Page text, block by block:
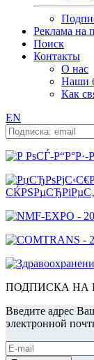
Реклама на
Поиск
Контакты
О нас
Наши
Как
EN
ПОДПИСКА НА
Введите адрес
электронной